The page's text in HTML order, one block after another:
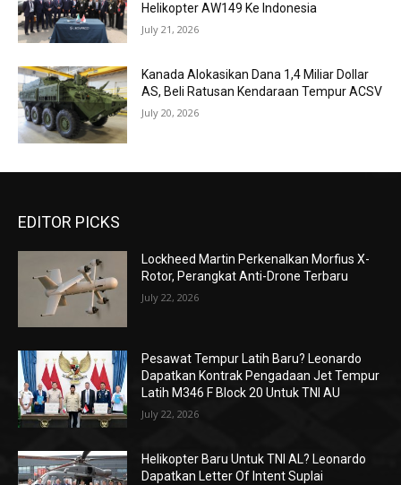
Helikopter AW149 Ke Indonesia
July 21, 2026
Kanada Alokasikan Dana 1,4 Miliar Dollar
AS, Beli Ratusan Kendaraan Tempur ACSV
July 20, 2026
EDITOR PICKS
Lockheed Martin Perkenalkan Morfius X-
Rotor, Perangkat Anti-Drone Terbaru
July 22, 2026
Pesawat Tempur Latih Baru? Leonardo
Dapatkan Kontrak Pengadaan Jet Tempur
Latih M346 F Block 20 Untuk TNI AU
July 22, 2026
Helikopter Baru Untuk TNI AL? Leonardo
Dapatkan Letter Of Intent Suplai